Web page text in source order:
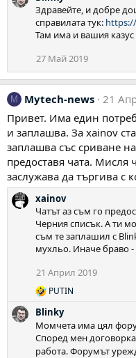
Здравейте, и добре
справилата тук:
Там има и вашия
27 Май 2019
M Mytech-news
21
Привет. Има един
и заплашва. За xainov
заплашва със сриване
предоставя чата. Мисля
заслужава да търгива с
xainov
Чатът аз съм го
Черния списък. А ти
съм те заплашил с
мухльо. Иначе браво
21 Април 2019
Р
е
а
к
ц
и
PUTIN
Blinky
Момчета има цял
Според мен
работа. Форумът